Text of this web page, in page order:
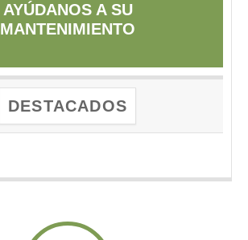
AYÚDANOS A SU
MANTENIMIENTO
DESTACADOS